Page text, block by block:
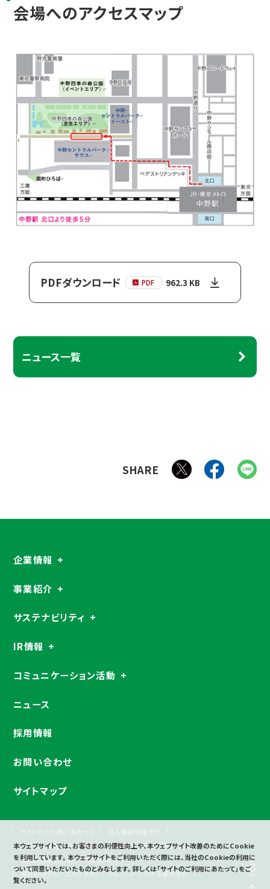
会場へのアクセスマップ
PDFダウンロード PDF 962.3 KB
ニュース一覧
SHARE
企業情報
事業紹介
サステナビリティ
IR情報
コミュニケーション活動
ニュース
採用情報
お問い合わせ
サイトマップ
サイトのご利用にあたって
個人情報保護方針
特定個人情報等保護方針
東京建物グループ贈賄防止指針
金融商品取引に際しての留意事項
東京建物グループカスタマーハラスメントに対する基本方針
TOP
本ウェブサイトでは、お客さまの利便性向上や、本ウェブサイト改善のためにCookie
を利用しています。本ウェブサイトをご利用いただく際には、当社のCookieの利用に
ついて同意いただいたものとみなします。 詳しくは「サイトのご利用にあたって」をご
覧ください。